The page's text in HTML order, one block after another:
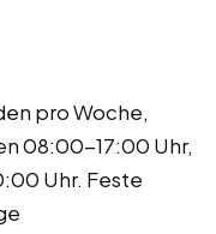
pro Woche,
08:00-17:00 Uhr,
Uhr. Feste